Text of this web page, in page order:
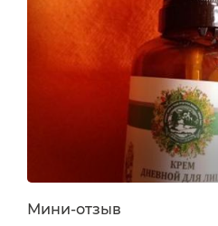
способствует
удобный дозатор,
отличная впитываемость.
ухаживает за кожей как
Мини-отзыв